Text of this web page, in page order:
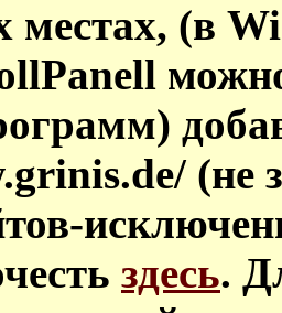
местах, (в
(не
здесь.